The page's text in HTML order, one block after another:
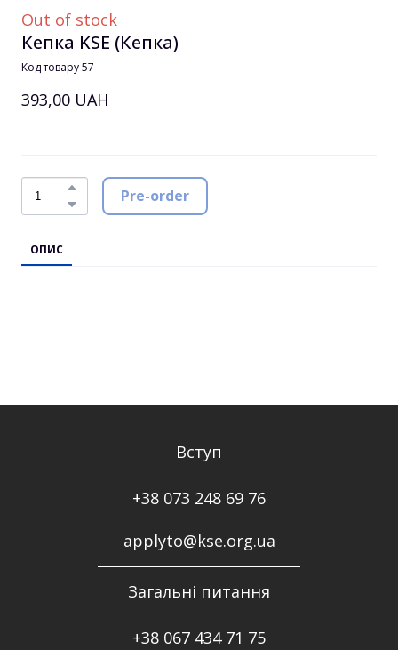
Out of stock
Кепка KSE (Кепка)
Код товару 57
393,00 UAH
Pre-order
ОПИС
Вступ
+38 073 248 69 76
applyto@kse.org.ua
Загальні питання
+38 067 434 71 75